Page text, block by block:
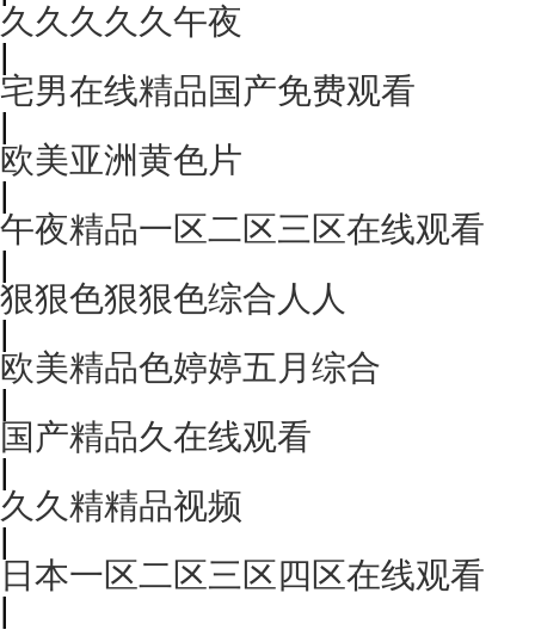
久久久久久午夜
|
宅男在线精品国产免费观看
|
欧美亚洲黄色片
|
午夜精品一区二区三区在线观看
|
狠狠色狠狠色综合人人
|
欧美精品色婷婷五月综合
|
国产精品久在线观看
|
久久精精品视频
|
日本一区二区三区四区在线观看
|